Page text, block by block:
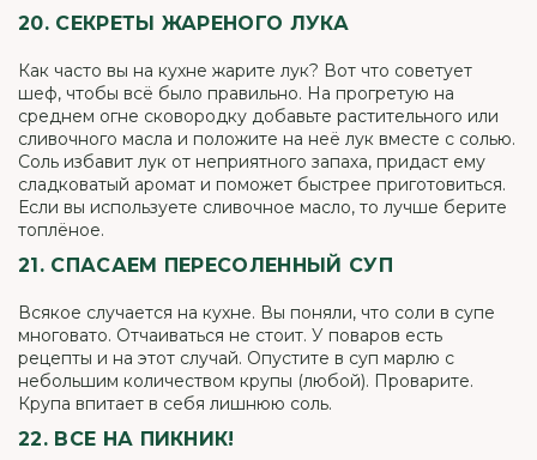
20. СЕКРЕТЫ ЖАРЕНОГО ЛУКА
Как часто вы на кухне жарите лук? Вот что советует
шеф, чтобы всё было правильно. На прогретую на
среднем огне сковородку добавьте растительного или
сливочного масла и положите на неё лук вместе с солью.
Соль избавит лук от неприятного запаха, придаст ему
сладковатый аромат и поможет быстрее приготовиться.
Если вы используете сливочное масло, то лучше берите
топлёное.
21. СПАСАЕМ ПЕРЕСОЛЕННЫЙ СУП
Всякое случается на кухне. Вы поняли, что соли в супе
многовато. Отчаиваться не стоит. У поваров есть
рецепты и на этот случай. Опустите в суп марлю с
небольшим количеством крупы (любой). Проварите.
Крупа впитает в себя лишнюю соль.
22. ВСЕ НА ПИКНИК!